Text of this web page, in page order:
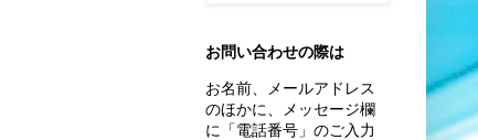
お問い合わせの際は
お名前、
メールアドレス
のほかに、
メッセージ欄
に「電話番号」のご入力